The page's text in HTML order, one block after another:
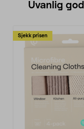
Uvanlig
Sjekk prisen